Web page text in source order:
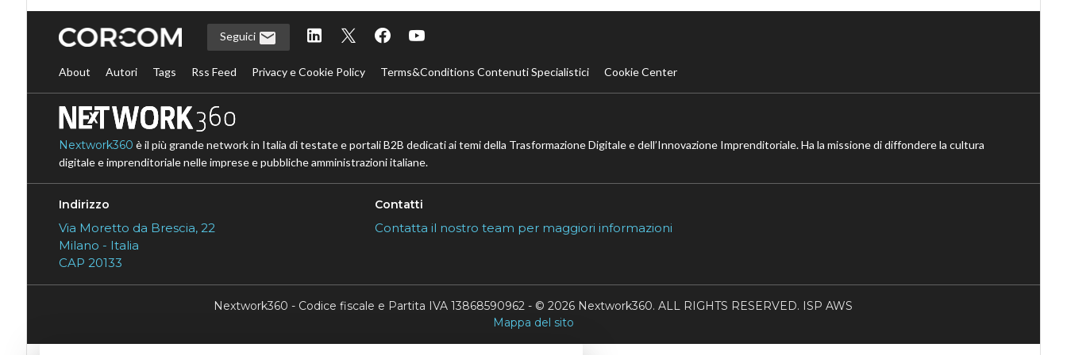
Seguici
About Autori Tags Rss Feed Privacy e Cookie Policy Terms&Conditions Contenuti Specialistici Cookie Center
Nextwork360 è il più grande network in Italia di testate e portali B2B dedicati ai temi della Trasformazione Digitale e dell’Innovazione Imprenditoriale. Ha la missione di diffondere la cultura
digitale e imprenditoriale nelle imprese e pubbliche amministrazioni italiane.
Indirizzo
Via Moretto da Brescia, 22
Milano - Italia
CAP 20133
Contatti
Contatta il nostro team per maggiori informazioni
Nextwork360 - Codice fiscale e Partita IVA 13868590962 - © 2026 Nextwork360. ALL RIGHTS RESERVED. ISP AWS
Mappa del sito